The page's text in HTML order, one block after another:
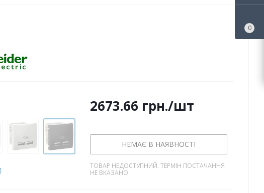
2673.66 грн./шт
НЕМАЄ В НАЯВНОСТІ
ТОВАР НЕДОСТУПНИЙ. ТЕРМІН ПОСТАЧАННЯ
НЕ ВКАЗАНО
0